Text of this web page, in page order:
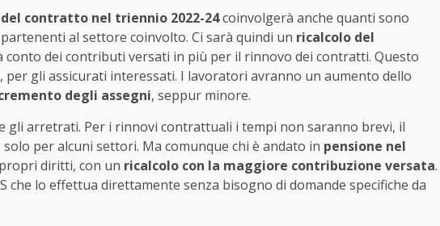
contratto nel triennio 2022-24coinvolgerà anche quanti sono
al settore coinvolto. Ci sarà quindi un ricalcolo del
conto dei contributi versati in più per il rinnovo dei contratti. Questo
gli assicurati interessati. I lavoratori avranno un aumento dello
degli assegni, seppur minore.
gli arretrati. Per i rinnovi contrattuali i tempi non saranno brevi, il
per alcuni settori. Ma comunque chi è andato in pensione nel
diritti, con un ricalcolo con la maggiore contribuzione versata.
che lo effettua direttamente senza bisogno di domande specifiche da